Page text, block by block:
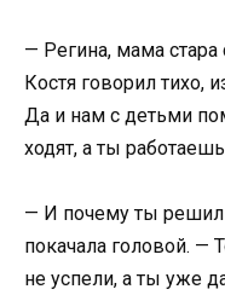
— Регина, мама
Костя говорил тихо,
Да и нам с детьми
ходят, а ты
— И почему ты решил
покачала головой. —
не успели, а ты уже